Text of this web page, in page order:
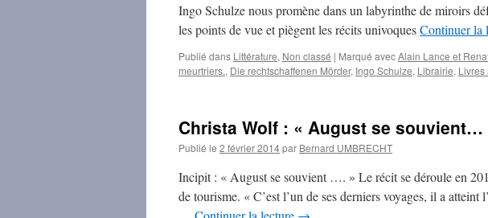
Ingo Schulze nous promène dans un labyrinthe de miroirs
les points de vue et piègent les récits univoquesContinuer la
Publié dans Littérature, Non classé | Marqué avecAlain Lance et
meurtriers., Die rechtschaffenen Mörder, Ingo Schulze, Librairie, Livres
Christa Wolf : « August se souvient…
Publié le 2 février 2014par Bernard UMBRECHT
Incipit : « August se souvient …. » Le récit se déroule en
de tourisme. « C’est l’un de ses derniers voyages, il a atteint